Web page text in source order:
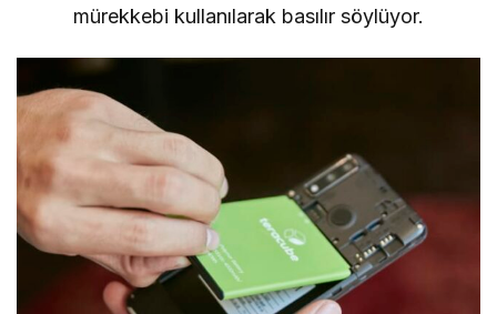
mürekkebi kullanılarak basılır söylüyor.